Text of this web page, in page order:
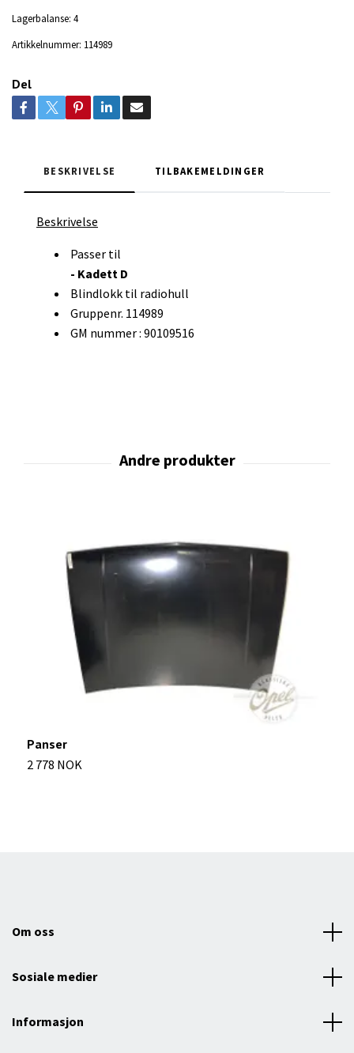
Lagerbalanse: 4
Artikkelnummer: 114989
Del
BESKRIVELSE TILBAKEMELDINGER
Beskrivelse
Passer til
- Kadett D
Blindlokk til radiohull
Gruppenr. 114989
GM nummer : 90109516
Panser
2 778 NOK
Om oss
Sosiale medier
Informasjon